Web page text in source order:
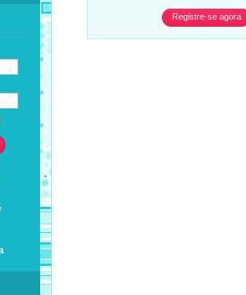
Registre-se agora